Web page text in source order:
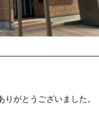
りがとうございました。